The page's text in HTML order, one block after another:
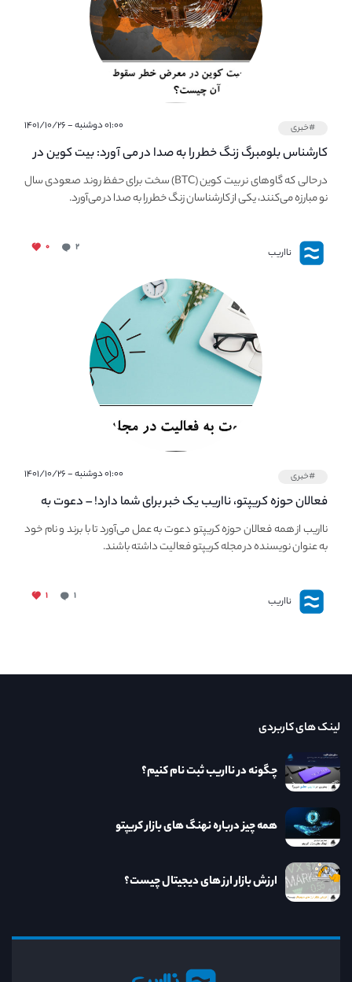
#خبری ۰۱:۰۰ دوشنبه - ۱۴۰۱/۱۰/۲۶
کارشناس بلومبرگ زنگ خطر را به صدا در می آورد: بیت کوین در
معرض خطر سقوط بزرگ است - دلیل آن چیست؟در حالی که گاوهای نر بیت کوین (BTC) سخت برای حفظ روند صعودی سال
نو مبارزه می‌کنند، یکی از کارشناسان زنگ خطر را به صدا در می‌آورد.
نااریب ۲ ۰
#خبری ۰۱:۰۰ دوشنبه - ۱۴۰۱/۱۰/۲۶
فعالان حوزه کریپتو، نااریب یک خبر برای شما دارد! – دعوت به
فعالیت در مجله کریپتو
نااریب از همه فعالان حوزه کریپتو دعوت به عمل می‌آورد تا با برند و نام خود
به عنوان نویسنده در مجله کریپتو فعالیت داشته باشند.
نااریب ۱ ۱
لینک های کاربردی
چگونه در نااریب ثبت نام کنیم؟
همه چیز درباره نهنگ های بازار کریپتو
ارزش بازار ارز های دیجیتال چیست؟